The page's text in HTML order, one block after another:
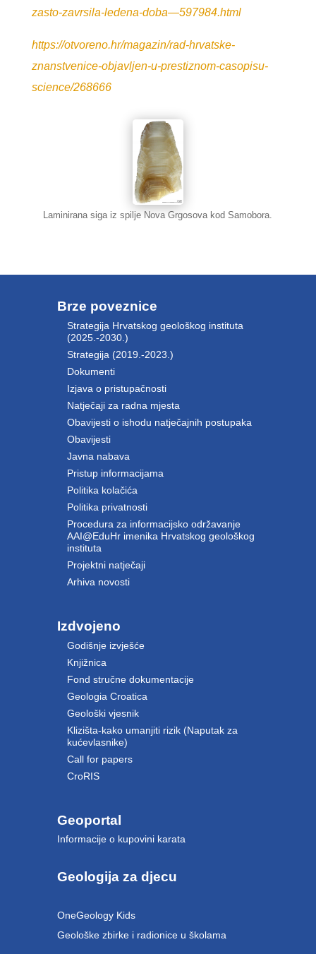
zasto-zavrsila-ledena-doba—597984.html
https://otvoreno.hr/magazin/rad-hrvatske-
znanstvenice-objavljen-u-prestiznom-casopisu-
science/268666
Laminirana siga iz spilje Nova Grgosova kod Samobora.
Brze poveznice
Strategija Hrvatskog geološkog instituta
(2025.-2030.)
Strategija (2019.-2023.)
Dokumenti
Izjava o pristupačnosti
Natječaji za radna mjesta
Obavijesti o ishodu natječajnih postupaka
Obavijesti
Javna nabava
Pristup informacijama
Politika kolačića
Politika privatnosti
Procedura za informacijsko održavanje
AAI@EduHr imenika Hrvatskog geološkog
instituta
Projektni natječaji
Arhiva novosti
Izdvojeno
Godišnje izvješće
Knjižnica
Fond stručne dokumentacije
Geologia Croatica
Geološki vjesnik
Klizišta-kako umanjiti rizik (Naputak za
kućevlasnike)
Call for papers
CroRIS
Geoportal
Informacije o kupovini karata
Geologija za djecu
OneGeology Kids
Geološke zbirke i radionice u školama